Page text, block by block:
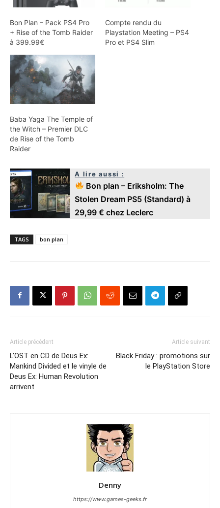
Bon Plan – Pack PS4 Pro
+ Rise of the Tomb Raider
à 399.99€
Compte rendu du
Playstation Meeting – PS4
Pro et PS4 Slim
Baba Yaga The Temple of
the Witch – Premier DLC
de Rise of the Tomb
Raider
A lire aussi :
Bon plan – Eriksholm: The
Stolen Dream PS5 (Standard) à
29,99 € chez Leclerc
TAGS bon plan
Article précédent
L’OST en CD de Deus Ex:
Mankind Divided et le vinyle de
Deus Ex: Human Revolution
arrivent
Article suivant
Black Friday : promotions sur
le PlayStation Store
Denny
https://www.games-geeks.fr